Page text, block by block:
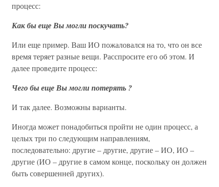
процесс:
Как бы еще Вы могли поскучать?
Или еще пример. Ваш ИО пожаловался на то, что он все
время теряет разные вещи. Расспросите его об этом. И
далее проведите процесс:
Чего бы еще Вы могли потерять ?
И так далее. Возможны варианты.
Иногда может понадобиться пройти не один процесс, а
целых три по следующим направлениям,
последовательно: другие – другие, другие – ИО, ИО –
другие (ИО – другие в самом конце, поскольку он должен
быть совершенней других).